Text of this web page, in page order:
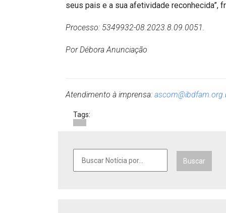
seus pais e a sua afetividade reconhecida”,
Processo: 5349932-08.2023.8.09.0051.
Por Débora Anunciação
Atendimento à imprensa:
Tags:
Buscar